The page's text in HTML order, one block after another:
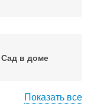
Сад в доме
Показать все